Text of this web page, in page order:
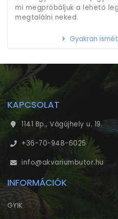
mi megpróbáljuk a lehető
megtalálni neked.
Gyakran
KAPCSOLAT
1141 Bp., Vágújhely u. 19.
+36-70-948-6025
info@akvariumbutor.hu
INFORMÁCIÓK
GYIK